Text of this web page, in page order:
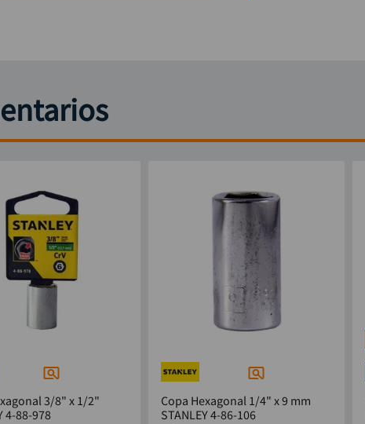
3/8" x 1/2"
4-88-978
Copa Hexagonal 1/4" x 9 mm
STANLEY 4-86-106